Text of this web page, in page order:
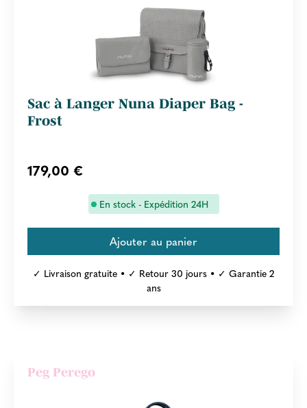
Sac à Langer Nuna Diaper Bag -
Frost
179,00 €
En stock - Expédition 24H
✓ Livraison gratuite • ✓ Retour 30 jours • ✓ Garantie 2
ans
Peg Perego